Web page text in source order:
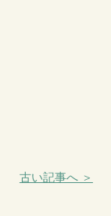
古い記事へ ＞